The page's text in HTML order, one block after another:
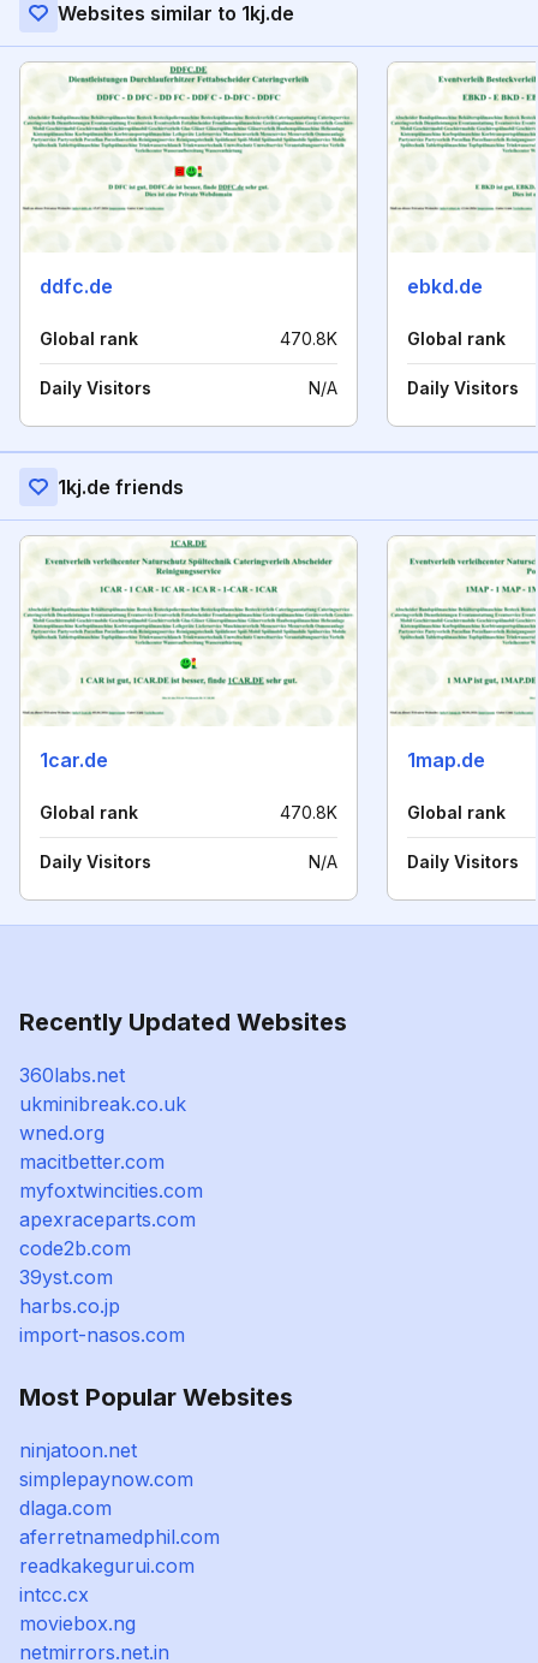
Websites similar to 1kj.de
ddfc.de
Global rank 470.8K
Daily Visitors N/A
ebkd.de
Global rank
Daily Visitors
1kj.de friends
1car.de
Global rank 470.8K
Daily Visitors N/A
1map.de
Global rank
Daily Visitors
Recently Updated Websites
360labs.net
ukminibreak.co.uk
wned.org
macitbetter.com
myfoxtwincities.com
apexraceparts.com
code2b.com
39yst.com
harbs.co.jp
import-nasos.com
Most Popular Websites
ninjatoon.net
simplepaynow.com
dlaga.com
aferretnamedphil.com
readkakegurui.com
intcc.cx
moviebox.ng
netmirrors.net.in